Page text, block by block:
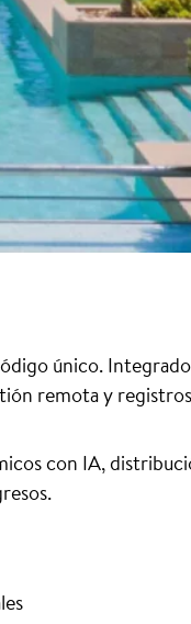
único.
remota y
con IA,